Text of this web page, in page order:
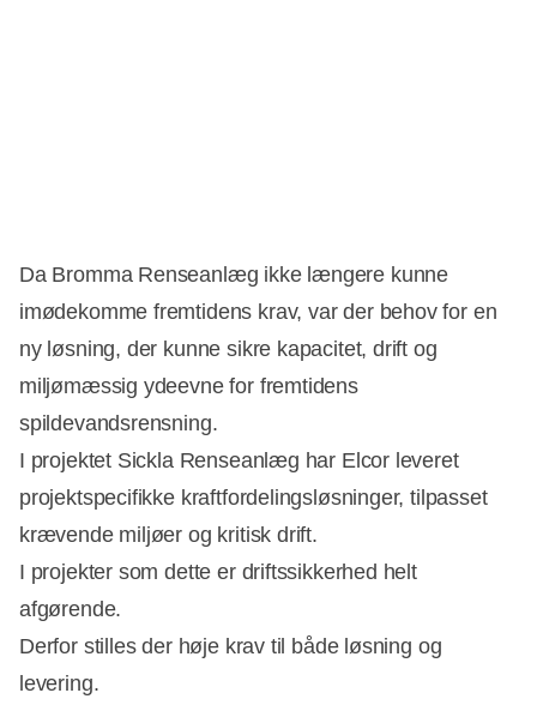
Da Bromma Renseanlæg ikke længere kunne
imødekomme fremtidens krav, var der behov for en
ny løsning, der kunne sikre kapacitet, drift og
miljømæssig ydeevne for fremtidens
spildevandsrensning.
I projektet Sickla Renseanlæg har Elcor leveret
projektspecifikke kraftfordelingsløsninger, tilpasset
krævende miljøer og kritisk drift.
I projekter som dette er driftssikkerhed helt
afgørende.
Derfor stilles der høje krav til både løsning og
levering.